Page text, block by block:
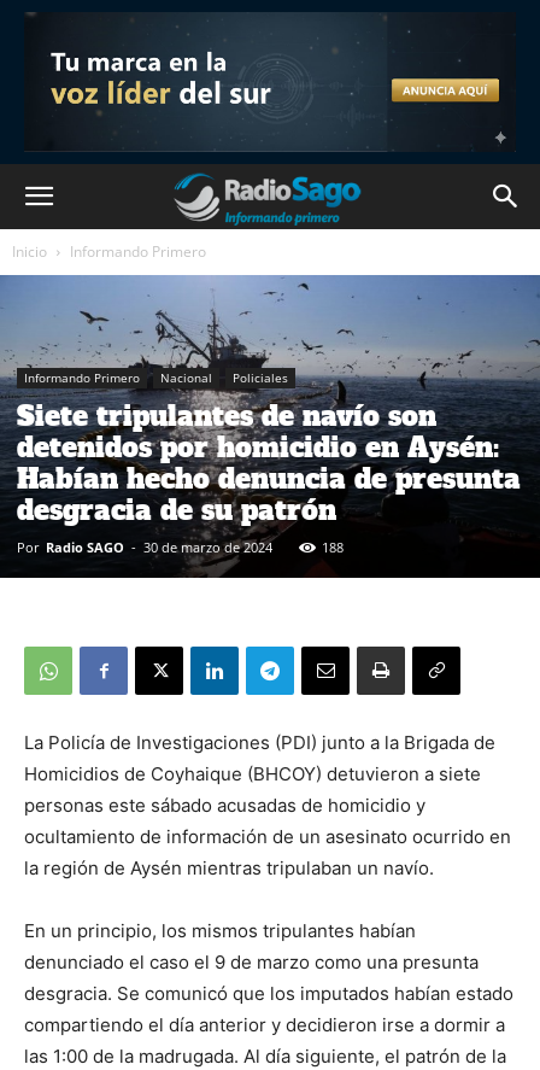
Inicio Informando Primero
Informando Primero Nacional Policiales
Siete tripulantes de navío son
detenidos por homicidio en Aysén:
Habían hecho denuncia de presunta
desgracia de su patrón
Por Radio SAGO - 30 de marzo de 2024 188
La Policía de Investigaciones (PDI) junto a la Brigada de
Homicidios de Coyhaique (BHCOY) detuvieron a siete
personas este sábado acusadas de homicidio y
ocultamiento de información de un asesinato ocurrido en
la región de Aysén mientras tripulaban un navío.
En un principio, los mismos tripulantes habían
denunciado el caso el 9 de marzo como una presunta
desgracia. Se comunicó que los imputados habían estado
compartiendo el día anterior y decidieron irse a dormir a
las 1:00 de la madrugada. Al día siguiente, el patrón de la